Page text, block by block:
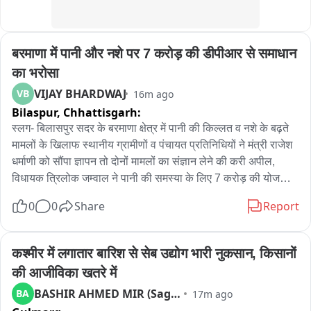
बरमाणा में पानी और नशे पर 7 करोड़ की डीपीआर से समाधान
का भरोसा
VB VIJAY BHARDWAJ 16m ago
Bilaspur, Chhattisgarh:
स्लग- बिलासपुर सदर के बरमाणा क्षेत्र में पानी की किल्लत व नशे के बढ़ते
मामलों के खिलाफ स्थानीय ग्रामीणों व पंचायत प्रतिनिधियों ने मंत्री राजेश
धर्माणी को सौंपा ज्ञापन तो दोनों मामलों का संज्ञान लेने की करी अपील,
विधायक त्रिलोक जम्वाल ने पानी की समस्या के लिए 7 करोड़ की योजना
पंचायत में पानी की समस्या व नशे के बढ़ते मामलों के मद्देनजर स्थानीय
राजेश धर्माणी व उपायुक्त बिलासपुर राहुल कुमार से मुलाकात कर ज्ञापन
सौंपा है. बरमाणा पंचायत प्रधान, उप प्रधान व बीडीसी सदस्य मौजूद रहे
और मंत्री राजेश धर्माणी को मांग पत्र सौंपते हुए पानी की समस्या व नशे पर
लगाम लगाने की अपील की है. मंत्री ने सरकार द्वारा दोनों मसलों का संज्ञान
0 0 Share Report
कश्मीर में लगातार बारिश से सेब उद्योग भारी नुकसान, किसानों
की आजीविका खतरे में
BA BASHIR AHMED MIR (Sagar) 17m ago